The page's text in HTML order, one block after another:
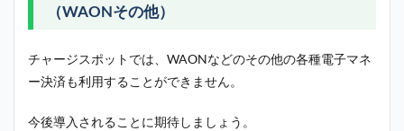
（WAONその他）
チャージスポットでは、WAONなどのその他の各種電子マネ
ー決済も利用することができません。
今後導入されることに期待しましょう。